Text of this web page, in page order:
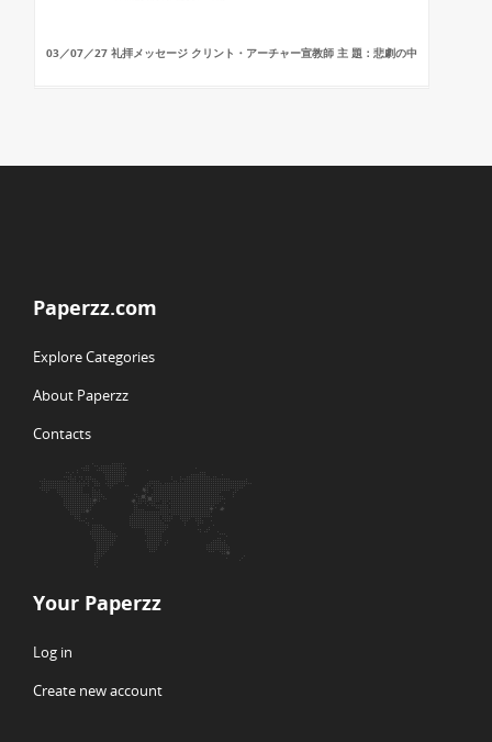
03／07／27 礼拝メッセージ クリント・アーチャー宣教師 主 題：悲劇の中
Paperzz.com
Explore Categories
About Paperzz
Contacts
Your Paperzz
Log in
Create new account